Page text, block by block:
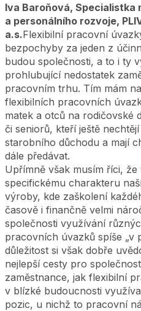
Iva Baroňová, Specialistka
a personálního rozvoje,
a.s.Flexibilní pracovní
bezpochyby za jeden z
budou společnosti, a to i ty
prohlubující nedostatek
pracovním trhu. Tím mám
flexibilních pracovních
matek a otců na rodičovské
či seniorů, kteří ještě
starobního důchodu a mají
dále předávat.
Upřímně však musím říci, že
specifickému charakteru
výroby, kde zaškolení
časově i finančně velmi
společnosti využívání
pracovních úvazků spíše „v
důležitost si však dobře
nejlepší cesty pro
zaměstnance, jak flexibilní
v blízké budoucnosti
pozic, u nichž to pracovní